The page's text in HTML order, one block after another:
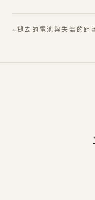
← 褪去的電池與失溫的距